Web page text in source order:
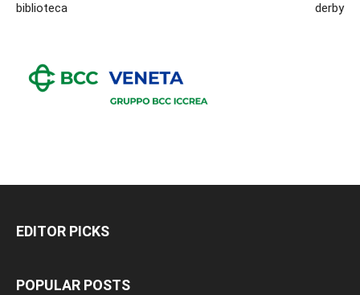
biblioteca
derby
EDITOR PICKS
POPULAR POSTS